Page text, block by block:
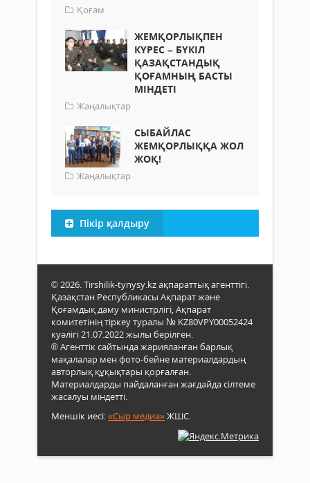
Қоғам
ЖЕМҚОРЛЫҚПЕН
КҮРЕС – БҮКІЛ
ҚАЗАҚСТАНДЫҚ
ҚОҒАМНЫҢ БАСТЫ
МІНДЕТІ
Жаңалықтар
СЫБАЙЛАС
ЖЕМҚОРЛЫҚҚА ЖОЛ
ЖОҚ!
Жаңалықтар
Пікір қалдыру
© 2026. Tirshilik-tynysy.kz ақпараттық агенттігі.
Қазақстан Республикасы Ақпарат және
Қоғамдық даму министрлігі, Ақпарат
комитетінің тіркеу туралы № KZ80VPY00052424
куәлігі 21.07.2022 жылы берілген.
® Агенттік сайтында жарияланған барлық
мақалалар мен фото-бейне материалдардың
авторлық құқықтары қорғалған.
Материалдарды пайдаланған жағдайда сілтеме
жасалуы міндетті.
Меншік иесі:«Сыр медиа»ЖШС.